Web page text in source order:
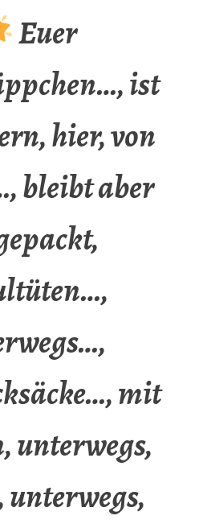
Euer
ist
hier, von
bleibt aber
mit
unterwegs,